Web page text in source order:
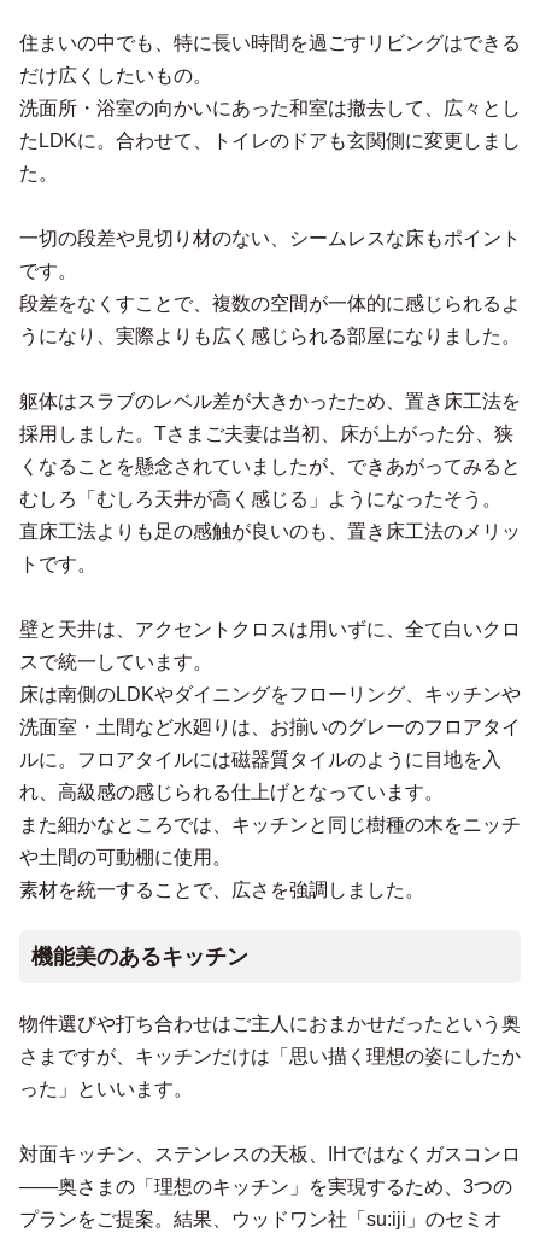
住まいの中でも、特に長い時間を過ごすリビングはできる
だけ広くしたいもの。
洗面所・浴室の向かいにあった和室は撤去して、広々とし
たLDKに。合わせて、トイレのドアも玄関側に変更しまし
た。
一切の段差や見切り材のない、シームレスな床もポイント
です。
段差をなくすことで、複数の空間が一体的に感じられるよ
うになり、実際よりも広く感じられる部屋になりました。
躯体はスラブのレベル差が大きかったため、置き床工法を
採用しました。Tさまご夫妻は当初、床が上がった分、狭
くなることを懸念されていましたが、できあがってみると
むしろ「むしろ天井が高く感じる」ようになったそう。
直床工法よりも足の感触が良いのも、置き床工法のメリッ
トです。
壁と天井は、アクセントクロスは用いずに、全て白いクロ
スで統一しています。
床は南側のLDKやダイニングをフローリング、キッチンや
洗面室・土間など水廻りは、お揃いのグレーのフロアタイ
ルに。フロアタイルには磁器質タイルのように目地を入
れ、高級感の感じられる仕上げとなっています。
また細かなところでは、キッチンと同じ樹種の木をニッチ
や土間の可動棚に使用。
素材を統一することで、広さを強調しました。
機能美のあるキッチン
物件選びや打ち合わせはご主人におまかせだったという奥
さまですが、キッチンだけは「思い描く理想の姿にしたか
った」といいます。
対面キッチン、ステンレスの天板、IHではなくガスコンロ
――奥さまの「理想のキッチン」を実現するため、3つの
プランをご提案。結果、ウッドワン社「su:iji」のセミオ